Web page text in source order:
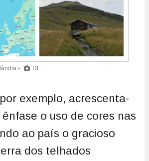
▪ DL
exemplo, acrescenta-
o uso de cores nas
ao país o gracioso
dos telhados